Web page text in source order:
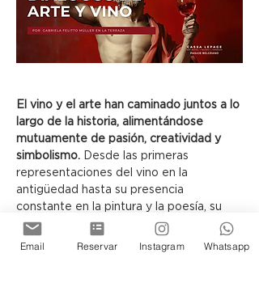
El vino y el arte han caminado juntos a lo
largo de la historia, alimentándose
mutuamente de pasión, creatividad y
simbolismo. Desde las primeras
representaciones del vino en la
antigüedad hasta su presencia
constante en la pintura y la poesía, su
vínculo con la búsqueda de lo sublime es
innegable. El vino no solo es una bebida,
Email Reservar Instagram Whatsapp